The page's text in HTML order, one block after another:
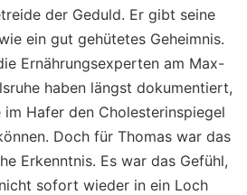
der Geduld. Er gibt seine
ein gut gehütetes Geheimnis.
Ernährungsexperten am Max-
haben längst dokumentiert,
Hafer den Cholesterinspiegel
Doch für Thomas war das
Erkenntnis. Es war das Gefühl,
sofort wieder in ein Loch